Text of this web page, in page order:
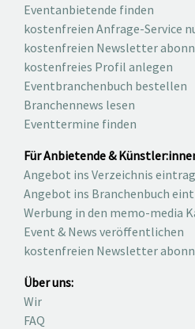
Eventanbietende finden
kostenfreien Anfrage-Service
kostenfreien Newsletter
kostenfreies Profil anlegen
Eventbranchenbuch bestellen
Branchennews lesen
Eventtermine finden
Für Anbietende &
Angebot ins Verzeichnis
Angebot ins Branchenbuch
Werbung in den memo-media
Event & News veröffentlichen
kostenfreien Newsletter
Über uns:
Wir
FAQ